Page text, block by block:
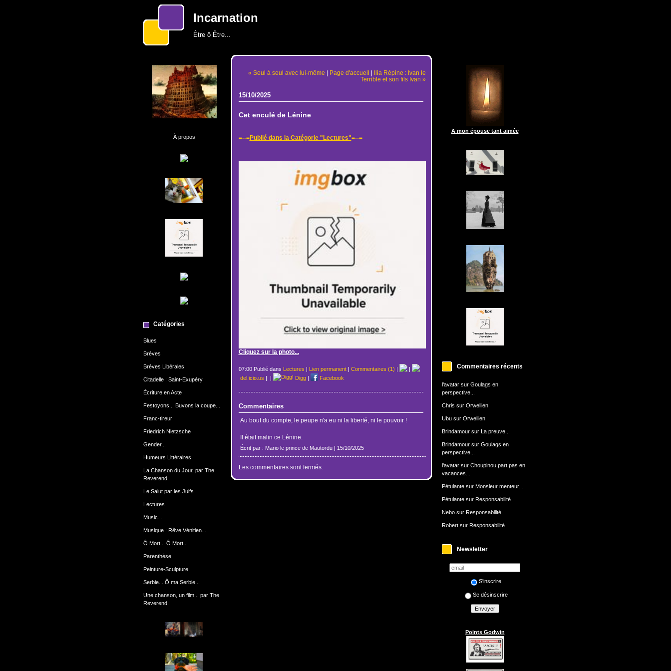
Incarnation
Être ô Être...
À propos
Catégories
Blues
Brèves
Brèves Libérales
Citadelle : Saint-Exupéry
Écriture en Acte
Festoyons... Buvons la coupe...
Franc-tireur
Friedrich Nietzsche
Gender...
Humeurs Littéraires
La Chanson du Jour, par The
Reverend.
Le Salut par les Juifs
Lectures
Music...
Musique : Rêve Vénitien...
Ô Mort... Ô Mort...
Parenthèse
Peinture-Sculpture
Serbie... Ô ma Serbie...
Une chanson, un film... par The
Reverend.
A mon épouse tant aimée
Commentaires récents
l'avatarsur Goulags en
perspective...
Chris sur Orwellien
Ubusur Orwellien
Brindamoursur La preuve...
Brindamoursur Goulags en
perspective...
l'avatarsur Choupinou part pas en
vacances...
Pétulantesur Monsieur menteur...
Pétulantesur Responsabilité
Nebosur Responsabilité
Robertsur Responsabilité
Newsletter
S'inscrire
Se désinscrire
Points Godwin
« Seul à seul avec lui-même | Page d'accueil | Ilia Répine : Ivan le
Terrible et son fils Ivan »
15/10/2025
Cet enculé de Lénine
=--=Publié dans la Catégorie "Lectures"=--=
Cliquez sur la photo...
07:00 Publié dans Lectures | Lien permanent| Commentaires (1) |
|
del.icio.us | | Digg| Facebook
Commentaires
Au bout du compte, le peupe n'a eu ni la liberté, ni le pouvoir !
Il était malin ce Lénine.
Écrit par : Mario le prince de Mautordu | 15/10/2025
Les commentaires sont fermés.